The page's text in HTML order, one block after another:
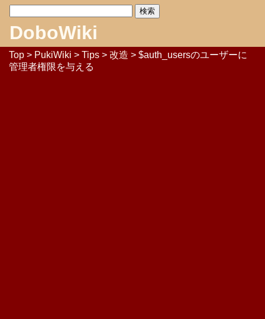
DoboWiki
Top > PukiWiki > Tips > 改造 > $auth_usersのユーザーに
管理者権限を与える